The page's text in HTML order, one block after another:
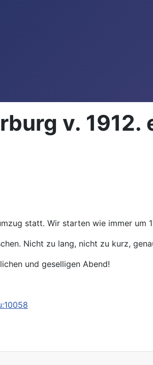
v. 1912.
statt. Wir starten wie immer um
Nicht zu lang, nicht zu kurz,
und geselligen Abend!